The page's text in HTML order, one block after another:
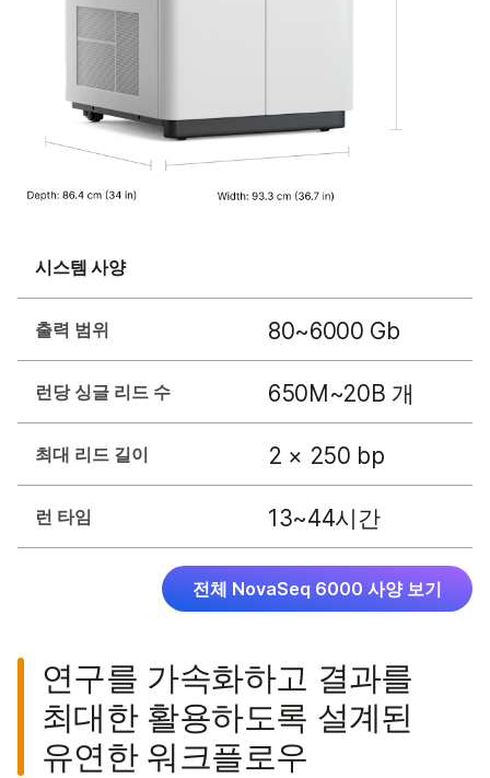
시스템 사양
출력 범위 80~6000 Gb
런당 싱글 리드 수 650M~20B 개
최대 리드 길이 2 × 250 bp
런 타임 13~44시간
전체 NovaSeq 6000 사양 보기
연구를 가속화하고 결과를
최대한 활용하도록 설계된
유연한 워크플로우